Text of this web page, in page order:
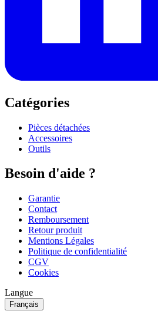
Catégories
Pièces détachées
Accessoires
Outils
Besoin d'aide ?
Garantie
Contact
Remboursement
Retour produit
Mentions Légales
Politique de confidentialité
CGV
Cookies
Langue
Français